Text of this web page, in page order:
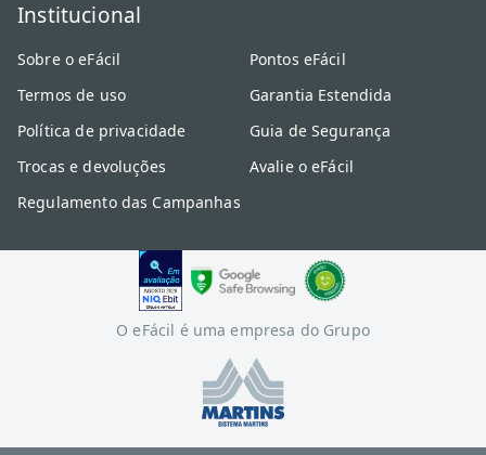
Institucional
Sobre o eFácil
Termos de uso
Política de privacidade
Trocas e devoluções
Regulamento das Campanhas
Pontos eFácil
Garantia Estendida
Guia de Segurança
Avalie o eFácil
O eFácil é uma empresa do Grupo